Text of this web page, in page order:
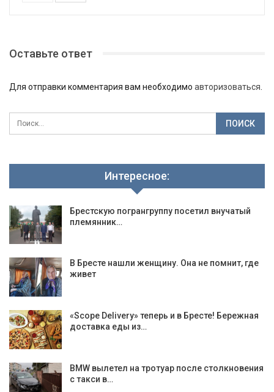
Оставьте ответ
Для отправки комментария вам необходимо авторизоваться
Интересное:
Брестскую погрангруппу посетил внучатый
племянник…
В Бресте нашли женщину. Она не помнит, где
живет
«Scope Delivery» теперь и в Бресте! Бережная
доставка еды из…
BMW вылетел на тротуар после столкновения
с такси в…